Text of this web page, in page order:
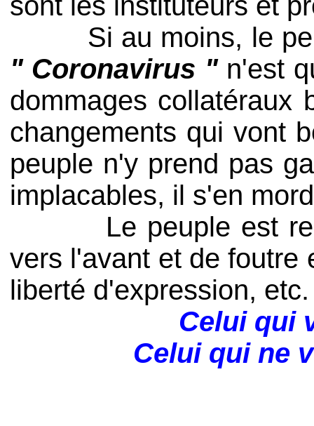
Si au moins, le
" Coronavirus "n'est
dommages collatéraux
changements qui vont
peuple n'y prend pas
implacables, il s'en
Le peuple est
vers l'avant et de foutre
liberté d'expression, etc.
Celui qui
Celui qui ne